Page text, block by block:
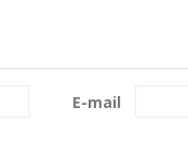
E-mail